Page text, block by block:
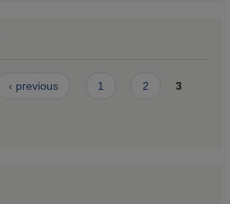
‹ previous 1 2 3